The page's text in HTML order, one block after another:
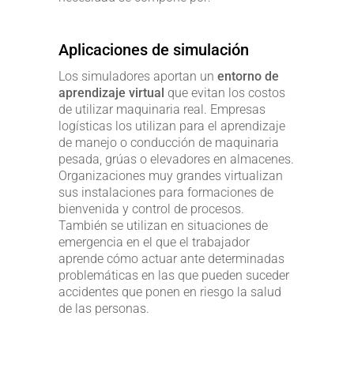
Aplicaciones de simulación
Los simuladores aportan un entorno de
aprendizaje virtual que evitan los costos
de utilizar maquinaria real. Empresas
logísticas los utilizan para el aprendizaje
de manejo o conducción de maquinaria
pesada, grúas o elevadores en almacenes.
Organizaciones muy grandes virtualizan
sus instalaciones para formaciones de
bienvenida y control de procesos.
También se utilizan en situaciones de
emergencia en el que el trabajador
aprende cómo actuar ante determinadas
problemáticas en las que pueden suceder
accidentes que ponen en riesgo la salud
de las personas.